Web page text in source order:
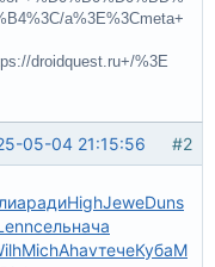
a%3E%3Cmeta+
droidquest.ru+/%3E
#2
05-04 21:15:56
радиHighJeweDuns
сельнача
MichAhavтечеКубаM